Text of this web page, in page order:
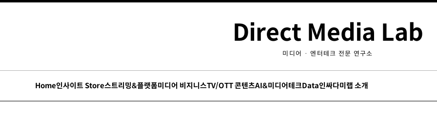
Direct Media Lab
미디어 · 엔터테크 전문 연구소
Home인사이트 Store스트리밍&플랫폼미디어 비지니스TV/OTT 콘텐츠AI&미디어테크Data인싸다미랩 소개